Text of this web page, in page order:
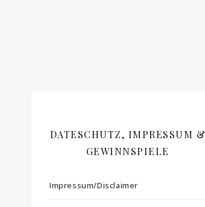
DATESCHUTZ, IMPRESSUM &
GEWINNSPIELE
Impressum/Disclaimer